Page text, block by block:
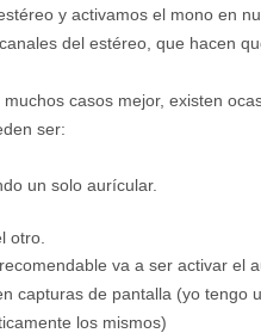
y activamos el mono en
del estéreo, que hacen
casos mejor, existen
ser:
un solo aurícular.
otro.
va a ser activar el
capturas de pantalla (yo tengo
los mismos)